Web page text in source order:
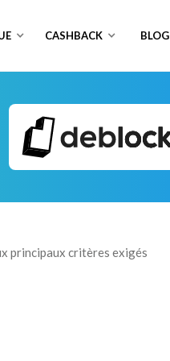
CASHBACK BLOG
principaux critères exigés